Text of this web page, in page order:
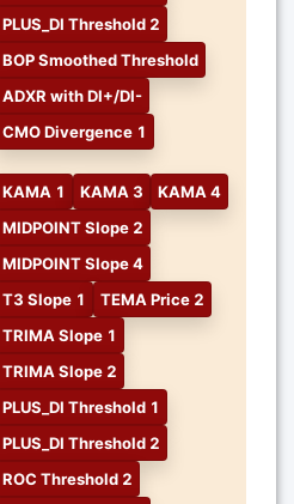
PLUS_DI Threshold 2
BOP Smoothed Threshold
ADXR with DI+/DI-
CMO Divergence 1
KAMA 1 KAMA 3
KAMA 4
MIDPOINT Slope 2
MIDPOINT Slope 4
T3 Slope 1
TEMA Price 2
TRIMA Slope 1
TRIMA Slope 2
PLUS_DI Threshold 1
PLUS_DI Threshold 2
ROC Threshold 2